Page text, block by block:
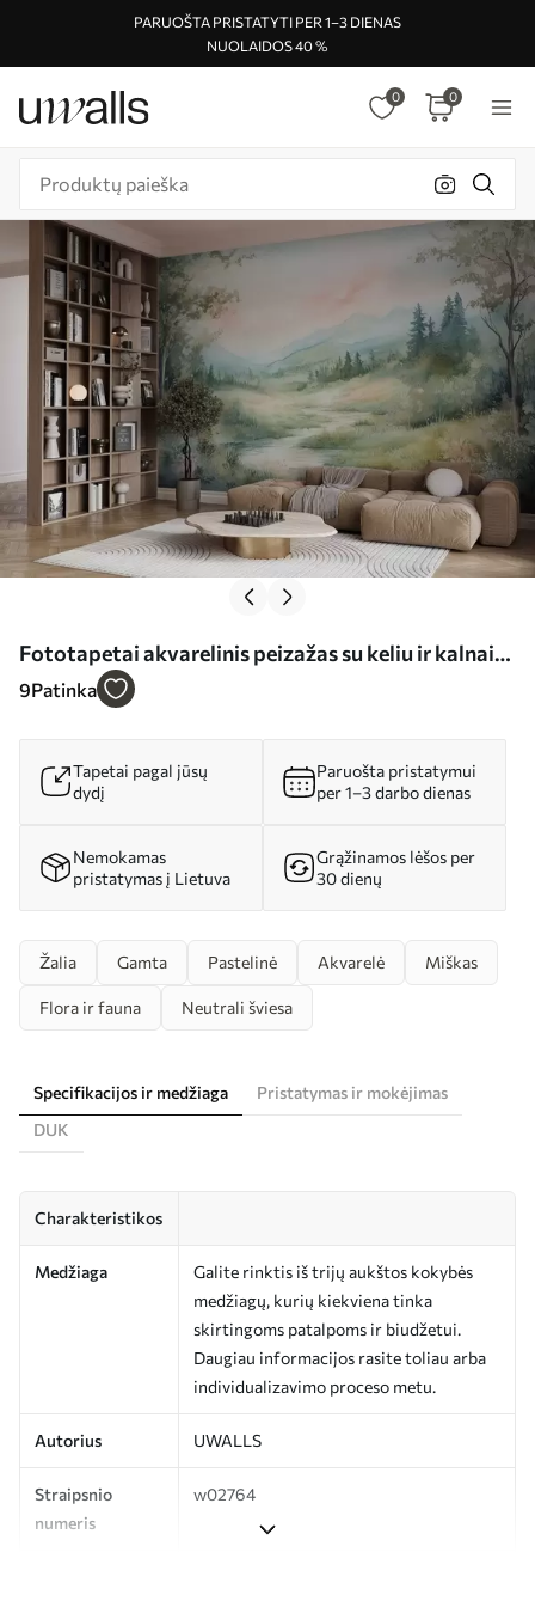
PARUOŠTA PRISTATYTI PER 1–3 DIENAS
NUOLAIDOS 40 %
0 0
Fototapetai akvarelinis peizažas su keliu ir kalnais
Nr. w02764
9Patinka
Tapetai pagal jūsų
dydį
Paruošta pristatymui
per 1–3 darbo dienas
Nemokamas
pristatymas į Lietuva
Grąžinamos lėšos per
30 dienų
Žalia Gamta Pastelinė Akvarelė Miškas
Flora ir fauna Neutrali šviesa
Specifikacijos ir medžiaga
Pristatymas ir mokėjimas
DUK
Charakteristikos
Medžiaga
Galite rinktis iš trijų aukštos kokybės
medžiagų, kurių kiekviena tinka
skirtingoms patalpoms ir biudžetui.
Daugiau informacijos rasite toliau arba
individualizavimo proceso metu.
Autorius UWALLS
Straipsnio
numeris
w02764